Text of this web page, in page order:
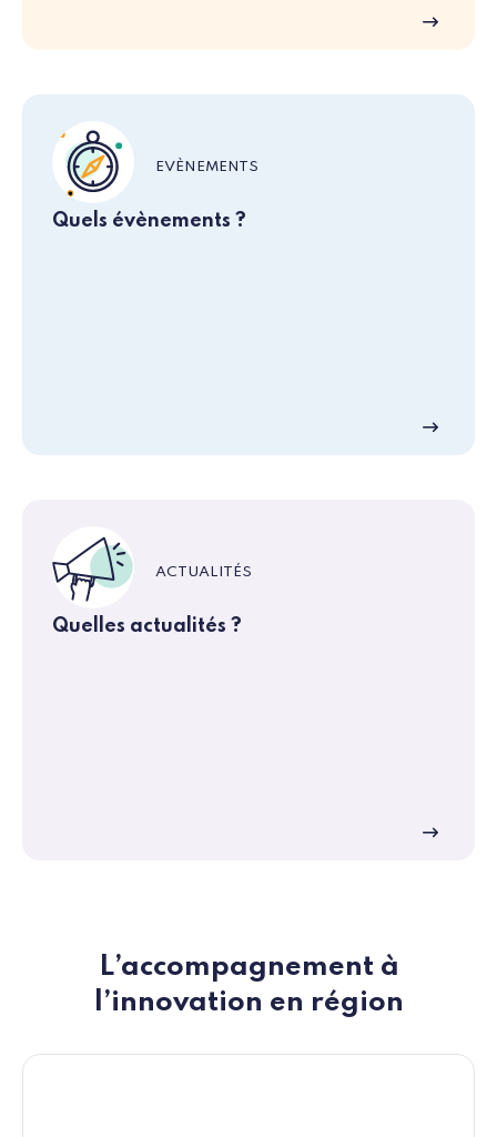
EVÈNEMENTS
Quels évènements ?
ACTUALITÉS
Quelles actualités ?
L’accompagnement à
l’innovation en région